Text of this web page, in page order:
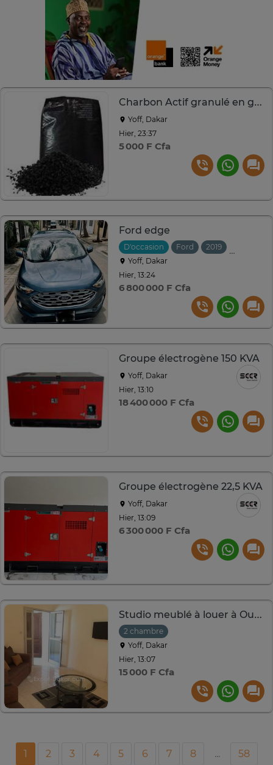
Charbon Actif granulé en grande quantité
Yoff, Dakar
Hier, 23:37
5 000 F Cfa
Ford edge
D'occasion Ford 2019
Yoff, Dakar
Hier, 13:24
6 800 000 F Cfa
Groupe électrogène 150 KVA
Yoff, Dakar
Hier, 13:10
18 400 000 F Cfa
Groupe électrogène 22,5 KVA
Yoff, Dakar
Hier, 13:09
6 300 000 F Cfa
Studio meublé à louer à Ouest Foire
2 chambre
Yoff, Dakar
Hier, 13:07
15 000 F Cfa
1 2 3 4 5 6 7 8 ...
58